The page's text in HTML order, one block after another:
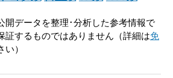
開データを整理･分析した参考情報で
証するものではありません（詳細は免
）